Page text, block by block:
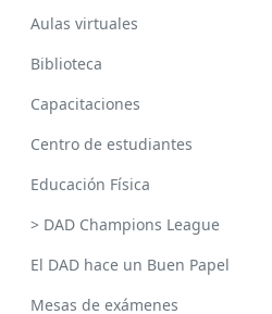
Aulas virtuales
Biblioteca
Capacitaciones
Centro de estudiantes
Educación Física
> DAD Champions League
El DAD hace un Buen Papel
Mesas de exámenes